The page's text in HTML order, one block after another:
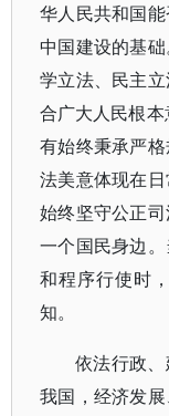
华人民共和国
中国建设的基
学立法、民主
合广大人民根
有始终秉承严
法美意体现在
始终坚守公正
一个国民身边
和程序行使时
知。
依法行政
我国，经济发